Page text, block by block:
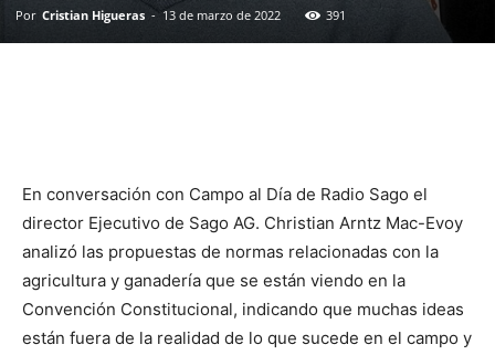
Por Cristian Higueras - 13 de marzo de 2022 391
En conversación con Campo al Día de Radio Sago el
director Ejecutivo de Sago AG. Christian Arntz Mac-Evoy
analizó las propuestas de normas relacionadas con la
agricultura y ganadería que se están viendo en la
Convención Constitucional, indicando que muchas ideas
están fuera de la realidad de lo que sucede en el campo y